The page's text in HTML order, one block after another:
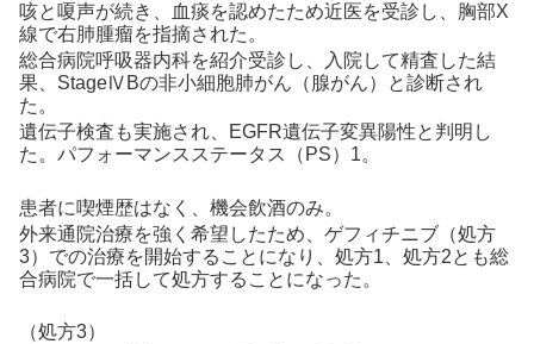
咳と嗄声が続き、血痰を認めたため近医を受診し、胸部X
線で右肺腫瘤を指摘された。
総合病院呼吸器内科を紹介受診し、入院して精査した結
果、StageⅣBの非小細胞肺がん（腺がん）と診断され
た。
遺伝子検査も実施され、EGFR遺伝子変異陽性と判明し
た。パフォーマンスステータス（PS）1。
患者に喫煙歴はなく、機会飲酒のみ。
外来通院治療を強く希望したため、ゲフィチニブ（処方
3）での治療を開始することになり、処方1、処方2とも総
合病院で一括して処方することになった。
（処方3）